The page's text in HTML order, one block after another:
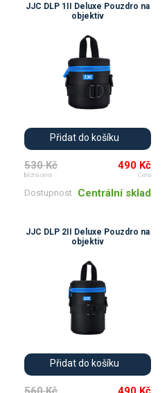
JJC DLP 1II Deluxe Pouzdro na
objektiv
Přidat do košíku
530 Kč
běžná cena
490 Kč
Cena
Dostupnost Centrální sklad
JJC DLP 2II Deluxe Pouzdro na
objektiv
Přidat do košíku